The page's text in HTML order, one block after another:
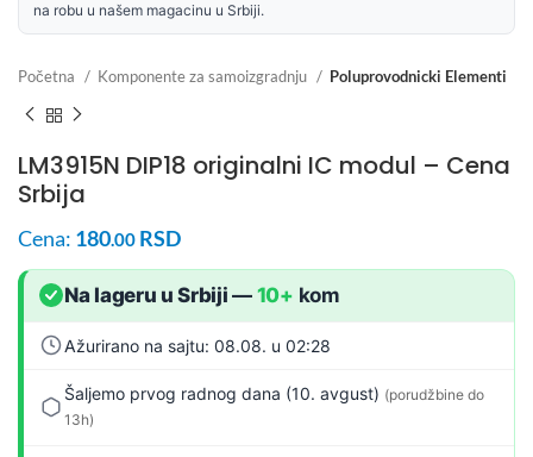
na robu u našem magacinu u Srbiji.
Početna Komponente za samoizgradnju Poluprovodnicki Elementi
LM3915N DIP18 originalni IC modul – Cena
Srbija
Cena: 180.00 RSD
Na lageru u Srbiji — 10+ kom
Ažurirano na sajtu: 08.08. u 02:28
Šaljemo prvog radnog dana (10. avgust) (porudžbine do
13h)